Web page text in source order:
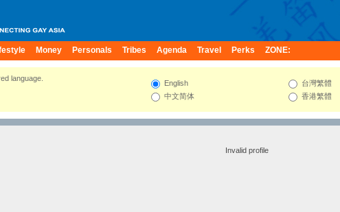
Money Personals Tribes Agenda Travel Perks ZONE:
language.
English
中文简体
台灣繁體
香港繁體
Invalid profile